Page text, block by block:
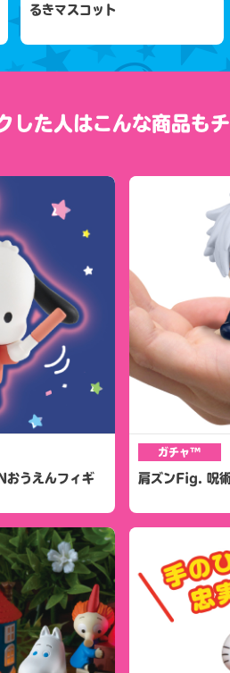
るきマスコット
した人はこんな商品も
うえんフィギ
ガチャ™
肩ズンFig. 呪